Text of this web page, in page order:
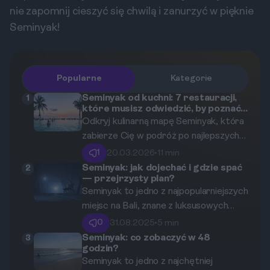
nie zapomnij cieszyć się chwilą i zanurzyć w pięknie
Seminyak!
Popularne Kategorie
1
Seminyak od kuchni: 7 restauracji,
które musisz odwiedzić, by poznać
smaki Bali.
Odkryj kulinarną mapę Seminyak, która
zabierze Cię w podróż po najlepszych
smakach Bali. Od autentycznej
indonezyjskiej kuchni w nowoczesnym
wydaniu, przez innowacyjne fuzje, po
romantyczne kolacje pod gwiazdami –
ten przewodnik przedstawia 6
wyjątkowych restauracji, które
zdefiniują Twoje gastronomiczne
wspomnienia z wyspy.
1 20.03.2026•11 min
2
Seminyak: jak dojechać i gdzie spać
— przejrzysty plan?
Seminyak to jedno z najpopularniejszych
miejsc na Bali, znane z luksusowych
hoteli, plażowych klubów i wciągającej
atmosfery. W tym przewodniku
przedstawimy najlepsze sposoby
dotarcia do Seminyak oraz
0 31.08.2025•5 min
3
Seminyak: co zobaczyć w 48
godzin?
Seminyak to jedno z najchętniej